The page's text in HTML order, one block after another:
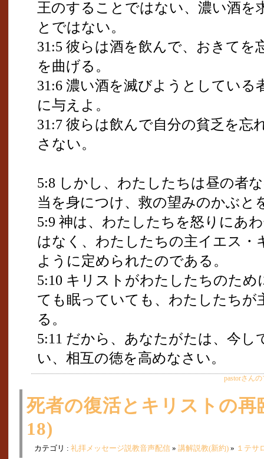
王のすることではない、濃い酒を
とではない。
31:5 彼らは酒を飲んで、おきて
を曲げる。
31:6 濃い酒を滅びようとしている
に与えよ。
31:7 彼らは飲んで自分の貧乏を忘
さない。
5:8 しかし、わたしたちは昼の者
当を身につけ、救の望みのかぶと
5:9 神は、わたしたちを怒りにあ
はなく、わたしたちの主イエス・
ように定められたのである。
5:10 キリストがわたしたちのた
ても眠っていても、わたしたちが
る。
5:11 だから、あなたがたは、今
い、相互の徳を高めなさい。
pastorさん
死者の復活とキリストの
18)
カテゴリ : 礼拝メッセージ説教音声配信 » 講解説教(新約) » １テサ